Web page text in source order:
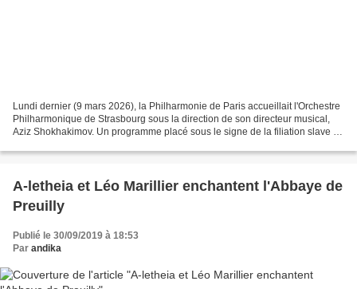
Lundi dernier (9 mars 2026), la Philharmonie de Paris accueillait l'Orchestre
Philharmonique de Strasbourg sous la direction de son directeur musical,
Aziz Shokhakimov. Un programme placé sous le signe de la filiation slave et
A-letheia et Léo Marillier enchantent l'Abbaye de
Preuilly
Publié le 30/09/2019 à 18:53
Par andika